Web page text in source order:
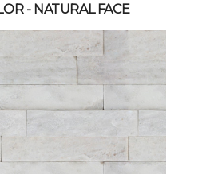
- NATURAL FACE